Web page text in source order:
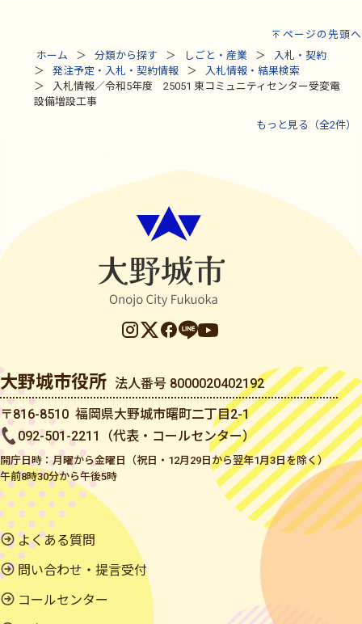
ページの先頭へ
ホーム
分類から探す しごと・産業
入札・契約
発注予定・入札・契約情報
入札情報・結果検索
入札情報／令和5年度 25051 東コミュニティセンター受変電
設備増設工事
もっと見る（全2件）
大野城市役所 法人番号 8000020402192
〒816-8510 福岡県大野城市曙町二丁目2-1
092-501-2211（代表・コールセンター）
開庁日時：月曜から金曜日（祝日・12月29日から翌年1月3日を除く）
午前8時30分から午後5時
よくある質問
問い合わせ・提言受付
コールセンター